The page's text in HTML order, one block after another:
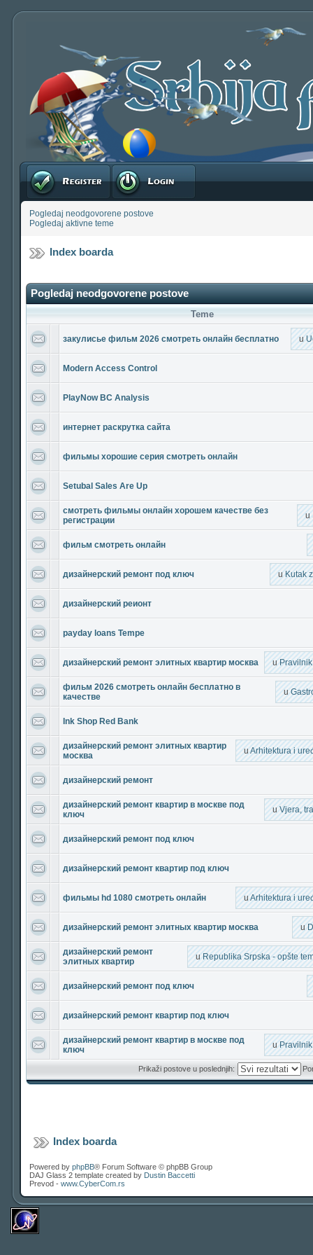
Registruj se Prijavite se
Pogledaj neodgovorene postove
Pogledaj aktivne teme
Index boarda
Pogledaj neodgovorene postove
Teme
закулисье фильм 2026 смотреть онлайн бесплатно u
Modern Access Control
PlayNow BC Analysis
интернет раскрутка сайта
фильмы хорошие серия смотреть онлайн
Setubal Sales Are Up
смотреть фильмы онлайн хорошем качестве без
регистрации
u
фильм смотреть онлайн
дизайнерский ремонт под ключ uKutak
дизайнерский реионт
payday loans Tempe
дизайнерский ремонт элитных квартир москва u
фильм 2026 смотреть онлайн бесплатно в
качестве
u
Ink Shop Red Bank
дизайнерский ремонт элитных квартир
москва
uArhitektura i
дизайнерский ремонт
дизайнерский ремонт квартир в москве под
ключ
uVjera,
дизайнерский ремонт под ключ
дизайнерский ремонт квартир под ключ
фильмы hd 1080 смотреть онлайн uArhitektura i
дизайнерский ремонт элитных квартир москва u
дизайнерский ремонт
элитных квартир
uRepublika Srpska - opšte
дизайнерский ремонт под ключ
дизайнерский ремонт квартир под ключ
дизайнерский ремонт квартир в москве под
ключ
u
Prikaži postove u poslednjih:
Index boarda
Powered by phpBB® Forum Software © phpBB Group
DAJ Glass 2 template created by Dustin Baccetti
Prevod - www.CyberCom.rs